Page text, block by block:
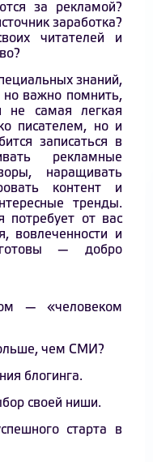
за рекламой?
заработка?
читателей и
знаний,
но важно помнить,
самая легкая
писателем, но и
записаться в
рекламные
наращивать
контент и
тренды.
потребует от вас
вовлеченности и
— добро
— «человеком
чем СМИ?
блогинга.
своей ниши.
старта в